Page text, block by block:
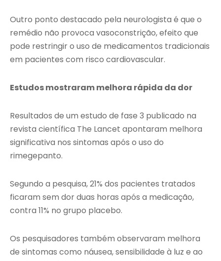
Outro ponto destacado pela neurologista é que o
remédio não provoca vasoconstrição, efeito que
pode restringir o uso de medicamentos tradicionais
em pacientes com risco cardiovascular.
Estudos mostraram melhora rápida da dor
Resultados de um estudo de fase 3 publicado na
revista científica The Lancet apontaram melhora
significativa nos sintomas após o uso do
rimegepanto.
Segundo a pesquisa, 21% dos pacientes tratados
ficaram sem dor duas horas após a medicação,
contra 11% no grupo placebo.
Os pesquisadores também observaram melhora
de sintomas como náusea, sensibilidade à luz e ao